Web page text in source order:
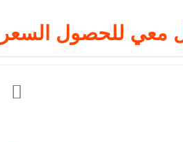
معي للحصول السعر